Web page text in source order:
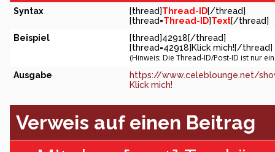
Syntax [thread]Thread-ID[/thread]
[thread=Thread-ID]Text[/thread]
Beispiel
[thread]42918[/thread]
[thread=42918]Klick mich![/thread]
(Hinweis: Die Thread-ID/Post-ID ist nur
Ausgabe
https://www.celeblounge.net/
Klick mich!
Verweis auf einen Beitrag